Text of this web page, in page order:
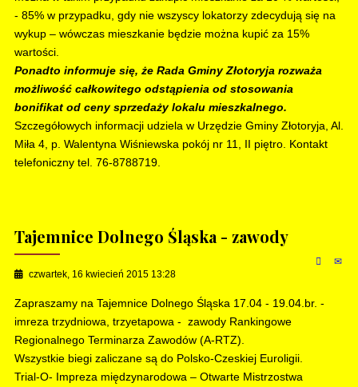
- 85% w przypadku, gdy nie wszyscy lokatorzy zdecydują się na
wykup – wówczas mieszkanie będzie można kupić za 15%
wartości.
Ponadto informuje się, że Rada Gminy Złotoryja rozważa
możliwość całkowitego odstąpienia od stosowania
bonifikat od ceny sprzedaży lokalu mieszkalnego.
Szczegółowych informacji udziela w Urzędzie Gminy Złotoryja, Al.
Miła 4, p. Walentyna Wiśniewska pokój nr 11, II piętro. Kontakt
telefoniczny tel. 76-8788719.
Tajemnice Dolnego Śląska - zawody
czwartek, 16 kwiecień 2015 13:28
Zapraszamy na Tajemnice Dolnego Śląska 17.04 - 19.04.br. -
imreza trzydniowa, trzyetapowa - zawody Rankingowe
Regionalnego Terminarza Zawodów (A-RTZ).
Wszystkie biegi zaliczane są do Polsko-Czeskiej Euroligii.
Trial-O- Impreza międzynarodowa – Otwarte Mistrzostwa